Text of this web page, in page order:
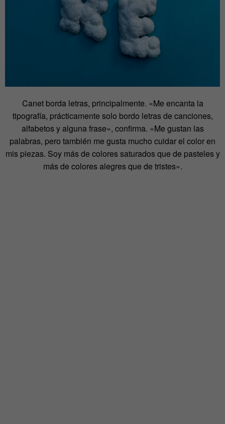
Canet borda letras, principalmente. «Me encanta la
tipografía, prácticamente solo bordo letras de canciones,
alfabetos y alguna frase», confirma. «Me gustan las
palabras, pero también me gusta mucho cuidar el color en
mis piezas. Soy más de colores saturados que de pasteles y
más de colores alegres que de tristes».